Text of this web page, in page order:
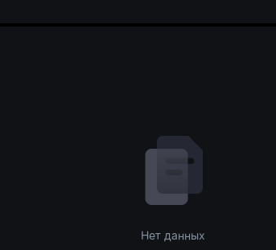
Нет данных